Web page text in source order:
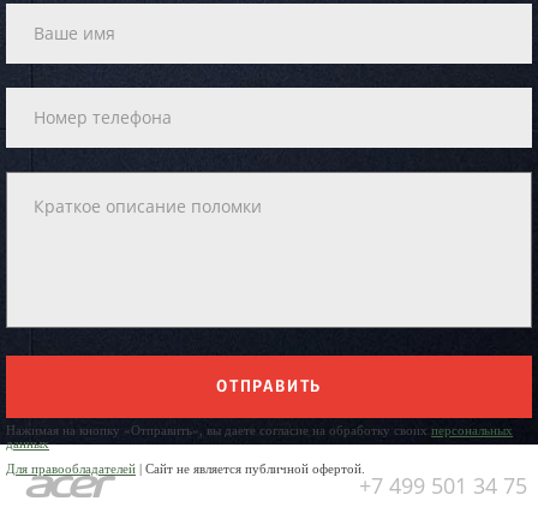
ОТПРАВИТЬ
Нажимая на кнопку «Отправить», вы даете согласие на обработку своих персональных
данных
Для правообладателей | Сайт не является публичной офертой.
+7 499 501 34 75